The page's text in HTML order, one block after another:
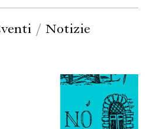
/ Notizie